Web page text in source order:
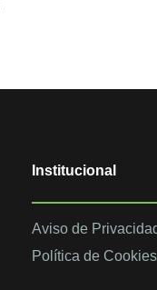
Institucional
Aviso de
Política de Cookies